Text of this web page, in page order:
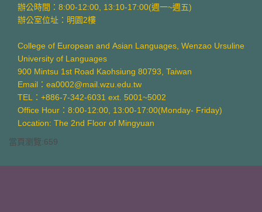
辦公時間：8:00-12:00, 13:10-17:00(週一~週五)
辦公室位址：明園2樓
College of European and Asian Languages, Wenzao Ursuline
University of Languages
900 Mintsu 1st Road Kaohsiung 80793, Taiwan
Email：ea0002@mail.wzu.edu.tw
TEL：+886-7-342-6031 ext. 5001~5002
Office Hour：8:00-12:00, 13:00-17:00(Monday- Friday)
Location: The 2nd Floor of Mingyuan
當頁瀏覽:659